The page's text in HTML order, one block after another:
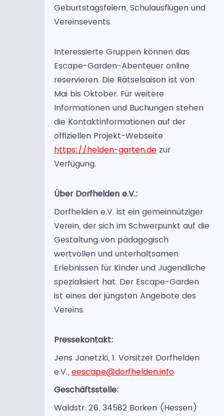
Geburtstagsfeiern, Schulausflügen und
Vereinsevents.
Interessierte Gruppen können das
Escape-Garden-Abenteuer online
reservieren. Die Rätselsaison ist von
Mai bis Oktober. Für weitere
Informationen und Buchungen stehen
die Kontaktinformationen auf der
offiziellen Projekt-Webseite
https://helden-garten.de
Verfügung.
Über Dorfhelden e.V.:
Dorfhelden e.V. ist ein gemeinnütziger
Verein, der sich im Schwerpunkt auf die
Gestaltung von pädagogisch
wertvollen und unterhaltsamen
Erlebnissen für Kinder und Jugendliche
spezialisiert hat. Der Escape-Garden
ist eines der jüngsten Angebote des
Vereins.
Pressekontakt:
Jens Janetzki, 1. Vorsitzer Dorfhelden
e.V., eescape@dorfhelden.info
Geschäftsstelle:
Waldstr. 26, 34582 Borken (Hessen)